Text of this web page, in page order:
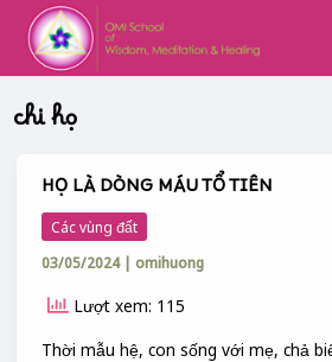
content
chi họ
HỌ LÀ DÒNG MÁU TỔ TIÊN
Các vùng đất
03/05/2024 | omihuong
Lượt xem: 115
Thời mẫu hệ, con sống với mẹ, chả
HỌ
LÀ
DÒNG
MÁU
TỔ
TIÊN
CHUYÊN
MỤC: